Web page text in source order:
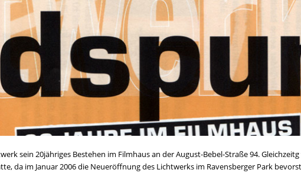
sein 20jähriges Bestehen im Filmhaus an der August-Bebel-Straße 94.
da im Januar 2006 die Neueröffnung des Lichtwerks im Ravensberger Park